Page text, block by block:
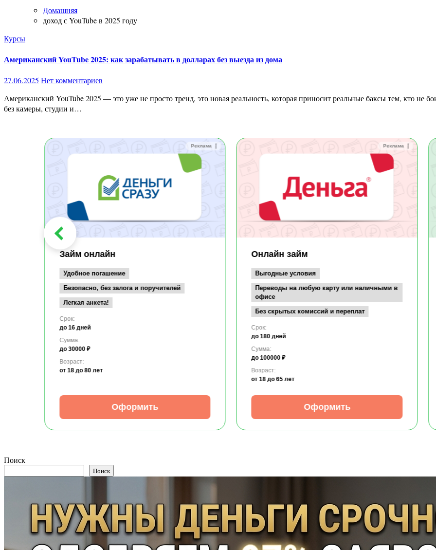
Домашняя
доход с YouTube в 2025 году
Курсы
Американский YouTube 2025: как зарабатывать в долларах без выезда из дома
27.06.2025 Нет комментариев
Американский YouTube 2025 — это уже не просто тренд, это новая реальность, которая приносит реальные баксы тем, кто не боится действовать.Ты удивишься, но зарабатывать можно даже
без камеры, студии и…
Реклама
Займ онлайн
Удобное погашение
Безопасно, без залога и поручителей
Легкая анкета!
Срок:
до 16 дней
Сумма:
до 30000 ₽
Возраст:
от 18 до 80 лет
Оформить
Реклама
Онлайн займ
Выгодные условия
Переводы на любую карту или наличными в
офисе
Без скрытых комиссий и переплат
Срок:
до 180 дней
Сумма:
до 100000 ₽
Возраст:
от 18 до 65 лет
Оформить
Поиск
Поиск